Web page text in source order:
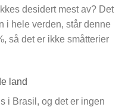
desidert mest av? Det
i hele verden, står denne
så det er ikke småtterier
land
i Brasil, og det er ingen